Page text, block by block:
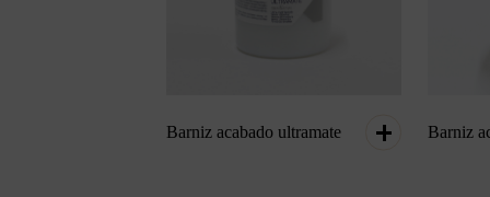
Barniz acabado ultramate Barniz